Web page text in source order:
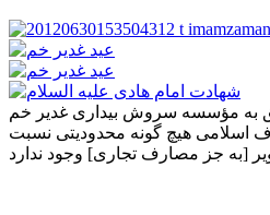
به مؤسسه سروش بیداری غدیر خم
اسلامی هیچ گونه محدودیتی نسبت